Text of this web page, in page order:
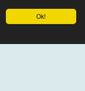
Ok!